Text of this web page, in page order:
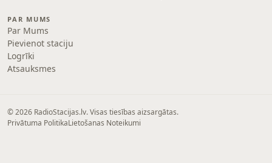
PAR MUMS
Par Mums
Pievienot staciju
Logrīki
Atsauksmes
© 2026 RadioStacijas.lv. Visas tiesības aizsargātas.
Privātuma PolitikaLietošanas Noteikumi